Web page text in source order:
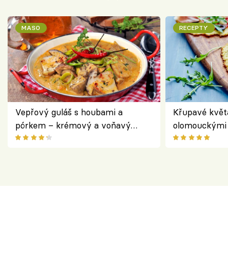
MASO
Vepřový guláš s houbami a
pórkem – krémový a voňavý
pokrm z jednoho hrnce
RECEPTY
Křupavé
bezlepkový